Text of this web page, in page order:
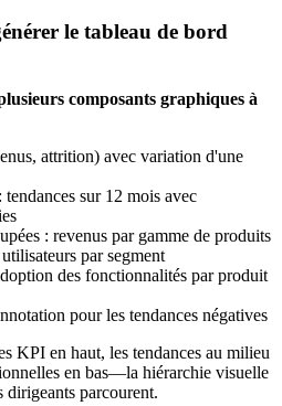
le tableau de bord
composants graphiques à
attrition) avec variation d'une
sur 12 mois avec
: revenus par gamme de produits
par segment
des fonctionnalités par produit
pour les tendances négatives
KPI en haut, les tendances au milieu
en bas—la hiérarchie visuelle
dirigeants parcourent.